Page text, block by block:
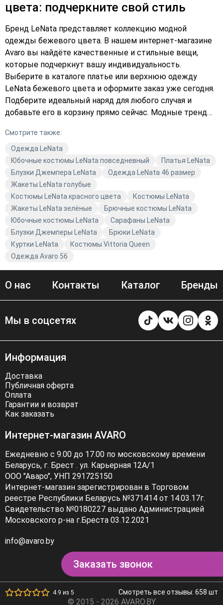
цвета: подчеркните свой стиль
Бренд LeNata представляет коллекцию модной
одежды бежевого цвета. В нашем интернет-магазине
Avaro вы найдёте качественные и стильные вещи,
которые подчеркнут вашу индивидуальность.
Выберите в каталоге платье или верхнюю одежду
LeNata бежевого цвета и оформите заказ уже сегодня.
Подберите идеальный наряд для любого случая и
добавьте его в корзину прямо сейчас. Модные тренды
упустите возможность купить стильную вещь по
выгодной цене. Закажите с доставкой из Avaro и
наслаждайтесь комфортом и стилем.
Смотрите также:
Одежда LeNata
Юбочные костюмы LeNata повседневный
Платья LeNata
Блузки Джемпера LeNata
Одежда LeNata 46 размер
Жакеты LeNata голубые
Костюмы LeNata красного цвета
Костюмы LeNata
Жакеты LeNata зелёные
Брючные костюмы LeNata
Юбочные костюмы LeNata
Сарафаны LeNata
Блузки Джемперы LeNata
Брюки LeNata
Куртки LeNata
Костюмы Vittoria Queen
Одежда Avaro 56
О нас Контакты Каталог Бренды
Мы в соцсетях
Информация
Доставка
Публичная оферта
Оплата
Гарантии и возврат
Как заказать
Интернет-магазин AVARO
Ежедневно с 9.00 до 17.00 по московскому времени
Беларусь, г. Брест . ул. Карьерная 12А/1
ООО "Аваро", УНП 291725150
Интернет-магазин зарегистрирован в Торговом
реестре Республики Беларусь №371414 от 14.03.17г.
Свидетельство №0180227 выдано Администрацией
Московского р-на г.Бреста 03.12.2021
info@avaro.by
Заказать звонок
4.9 из 5 Смотреть все отзывы: 658 шт
© 2015 - 2026 AVARO.BY